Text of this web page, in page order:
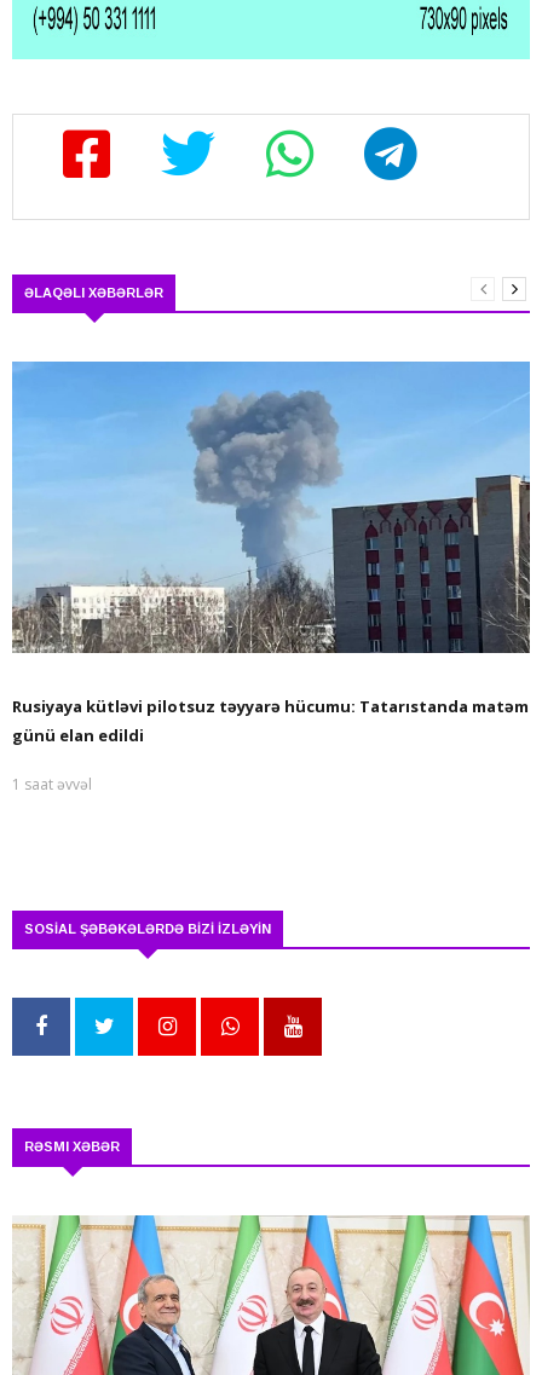
ƏLAQƏLI XƏBƏRLƏR
Rusiyaya kütləvi pilotsuz təyyarə hücumu: Tatarıstanda matəm
günü elan edildi
1 saat əvvəl
SOSİAL ŞƏBƏKƏLƏRDƏ BİZİ İZLƏYİN
RƏSMI XƏBƏR